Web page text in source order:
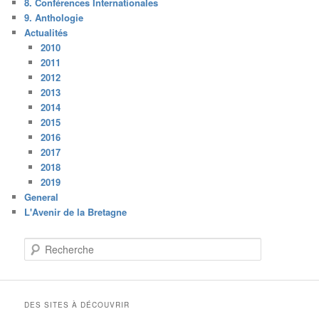
9. Anthologie
Actualités
2010
2011
2012
2013
2014
2015
2016
2017
2018
2019
General
L'Avenir de la Bretagne
e
DES SITES À DÉCOUVRIR